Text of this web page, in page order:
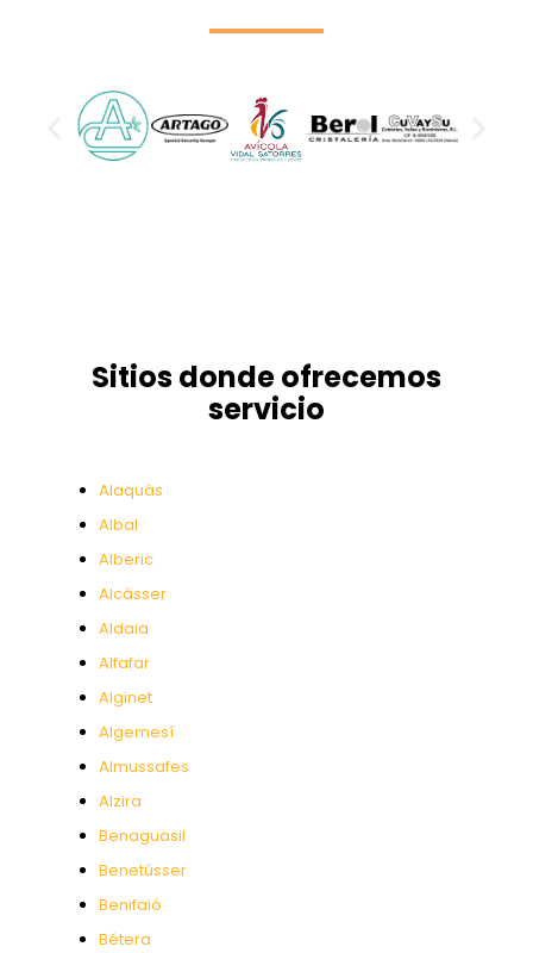
Sitios donde ofrecemos
servicio
Alaquàs
Albal
Alberic
Alcàsser
Aldaia
Alfafar
Alginet
Algemesí
Almussafes
Alzira
Benaguasil
Benetússer
Benifaió
Bétera